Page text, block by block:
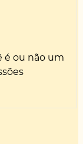
é ou não um